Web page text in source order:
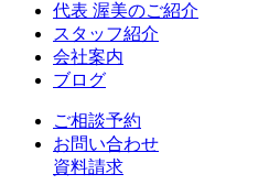
代表 渥美のご紹介
スタッフ紹介
会社案内
ブログ
ご相談予約
お問い合わせ
資料請求